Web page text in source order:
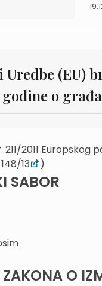
(EU)
godine o
2011 Europskog
13
)
SABOR
O